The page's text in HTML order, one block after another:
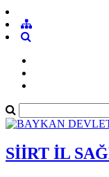
SİİRT İL